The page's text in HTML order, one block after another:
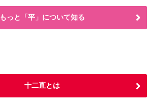
もっと「平」について知る
十二直とは